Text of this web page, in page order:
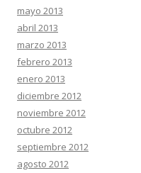
mayo 2013
abril 2013
marzo 2013
febrero 2013
enero 2013
diciembre 2012
noviembre 2012
octubre 2012
septiembre 2012
agosto 2012